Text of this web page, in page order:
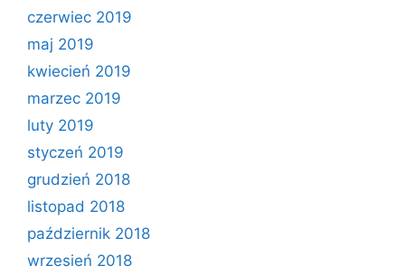
czerwiec 2019
maj 2019
kwiecień 2019
marzec 2019
luty 2019
styczeń 2019
grudzień 2018
listopad 2018
październik 2018
wrzesień 2018